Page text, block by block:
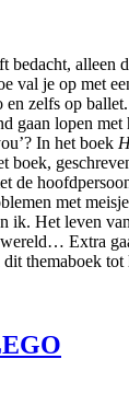
bedacht, alleen
val je op met
en zelfs op
gaan lopen met
In het boek
boek,
de
met
ik. Het leven
Extra
dit themaboek tot